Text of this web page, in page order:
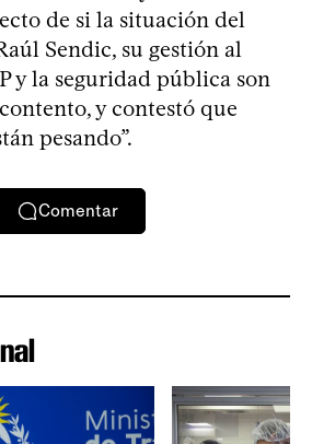
de si la situación del
Sendic, su gestión al
y la seguridad pública son
y contestó que
pesando”.
Comentar